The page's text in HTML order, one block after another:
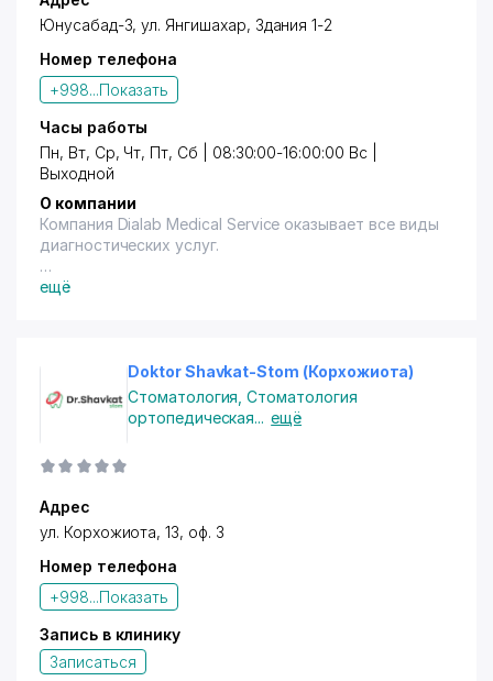
эндокринолог, невролог и т.д).,
15% (терм., нал., переч.) на исследование анализов
(на гормоны,инфекции и паразитов),
5% (терм., нал., переч.) в случае, если пациент
приходит с назначением врачей.
Скидки не суммируются. Услуги лицензированы.
Юнусабад-3, ул. Янгишахар, Здания 1-2
Номер телефона
+998...Показать
Часы работы
Пн, Вт, Ср, Чт, Пт, Сб | 08:30:00-16:00:00 Вс |
Выходной
О компании
Компания Dialab Medical Service оказывает все виды
диагностических услуг.
Dialab Medical Service крупнейшая частная
создал компанию «Диалаб Сервис», одно из
подразделений которой специализировалось на
анализах для столичных больниц. В 2015 году было
принято решение открывать розничные
под брендом Dialab Medical Service.
Сегодня Dialab Medical Service располагает 3
самыми современными лабораторными
комплексами Компания предлагает более 1700
видов лабораторных исследований и услуги
инструментальной и компьютерной диагностики,
заботиться о здоровье на протяжении всей жизни.
Результаты исследований Dialab Medical Service
ещё
Doktor Shavkat-Stom (Корхожиота)
Стоматология ,Стоматология
ортопедическая... ещё
Адрес
ул. Корхожиота, 13, оф. 3
Номер телефона
+998...Показать
Запись в клинику
Записаться